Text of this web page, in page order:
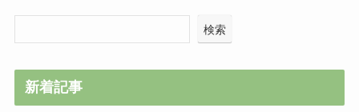
検索
新着記事